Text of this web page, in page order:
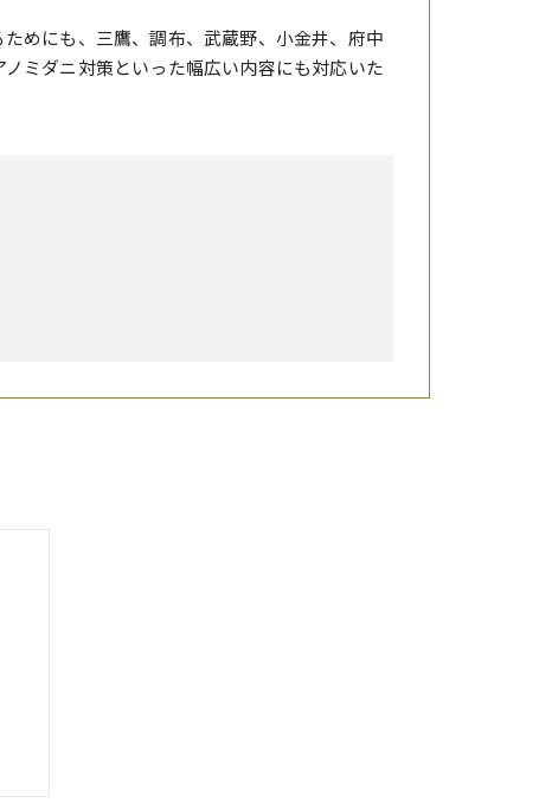
めにも、三鷹、調布、武蔵野、小金井、府中
ミダニ対策といった幅広い内容にも対応いた